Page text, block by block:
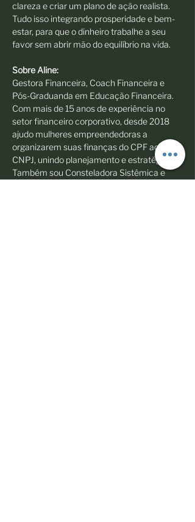
clareza e criar um plano de ação realista.
Tudo isso integrando prosperidade e bem-
estar, para que o dinheiro trabalhe a seu
favor sem abrir mão do equilíbrio na vida.
Sobre Aline:
Gestora Financeira, Coach Financeira e
Pós-Graduanda em Educação Financeira.
Com mais de 15 anos de experiência no
setor financeiro corporativo, desde 2018
ajudo mulheres empreendedoras a
organizarem suas finanças do CPF ao
CNPJ, unindo planejamento e estratégia.
Também sou Consteladora Sistêmica e